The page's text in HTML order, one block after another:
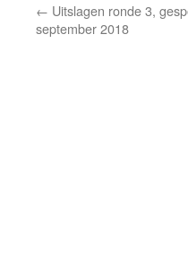
← Uitslagen ronde 3,
september 2018